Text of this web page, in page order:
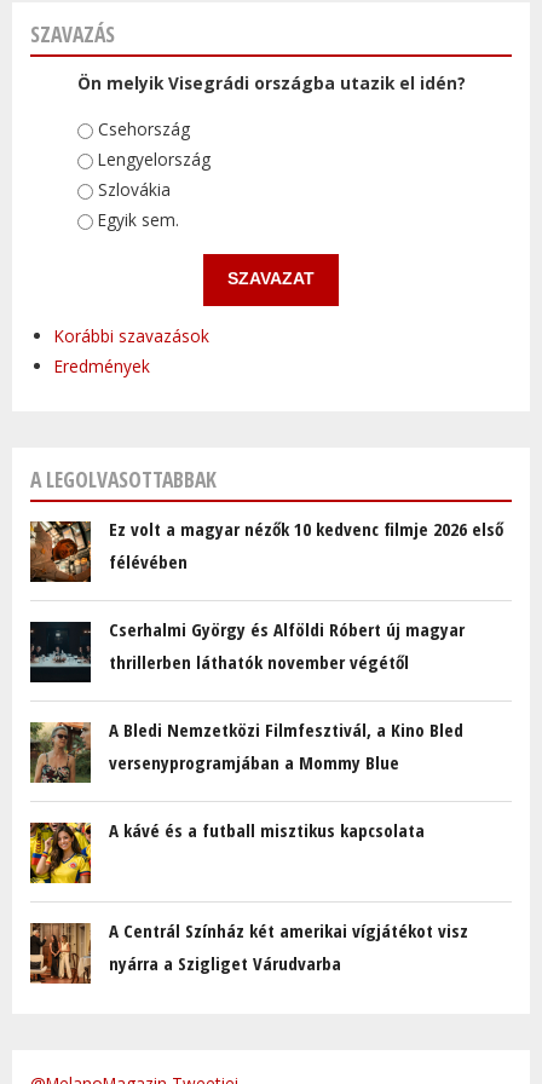
SZAVAZÁS
Ön melyik Visegrádi országba utazik el idén?
Választások
Csehország
Lengyelország
Szlovákia
Egyik sem.
Korábbi szavazások
Eredmények
A LEGOLVASOTTABBAK
Ez volt a magyar nézők 10 kedvenc filmje 2026 első
félévében
Cserhalmi György és Alföldi Róbert új magyar
thrillerben láthatók november végétől
A Bledi Nemzetközi Filmfesztivál, a Kino Bled
versenyprogramjában a Mommy Blue
A kávé és a futball misztikus kapcsolata
A Centrál Színház két amerikai vígjátékot visz
nyárra a Szigliget Várudvarba